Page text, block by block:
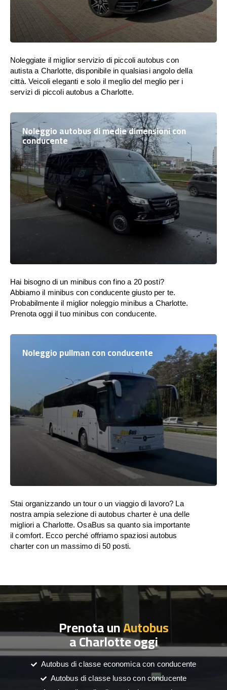
Noleggiate il miglior servizio di piccoli autobus con
autista a Charlotte, disponibile in qualsiasi angolo della
città. Veicoli eleganti e solo il meglio del meglio per i
servizi di piccoli autobus a Charlotte.
Noleggio autobus di medie dimensioni con
conducente
Hai bisogno di un minibus con fino a 20 posti?
Abbiamo il minibus con conducente giusto per te.
Probabilmente il miglior noleggio minibus a Charlotte.
Prenota oggi il tuo minibus con conducente.
Noleggio pullman con conducente
Stai organizzando un tour o un viaggio di lavoro? La
nostra ampia selezione di autobus charter è una delle
migliori a Charlotte. OsaBus sa quanto sia importante
il comfort. Ecco perché offriamo spaziosi autobus
charter con un massimo di 50 posti.
Prenota unAutobus
a Charlotte oggi
Autobus di classe economica con conducente
Autobus di classe lusso con conducente